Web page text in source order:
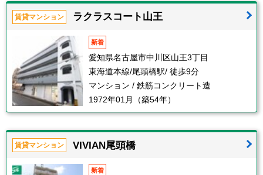
賃貸マンション ラクラスコート山王
新着
愛知県名古屋市中川区山王3丁目
東海道本線/尾頭橋駅/ 徒歩9分
マンション / 鉄筋コンクリート造
1972年01月（築54年）
賃貸マンション VIVIAN尾頭橋
新着